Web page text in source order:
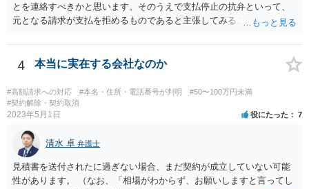
とを連絡すべきかと思います。そのうえで支払停止の抗弁といって、
元となる請求が支払を拒めるものであると主張してみることになるか
かなかシビアかもしれません。 https://zenso.or.jp/wp-content/uploads/
JACAS173%e5%88%a4%e4%be%8b%e7%b4%b9%e4%bb%8b.pdf
4 本当に実在する会社なのか
#高額請求への対応 #本名・住所・電話番号が判明
#50〜100万円未満
#契約解除・契約取消
2023年5月1日 役にたった 7
清水 卓 弁護士
見積書を送付されたに過ぎない場合、まだ契約が成立していない可能
性があります。 （なお、「相場がわからず、お願いしますと言ってし